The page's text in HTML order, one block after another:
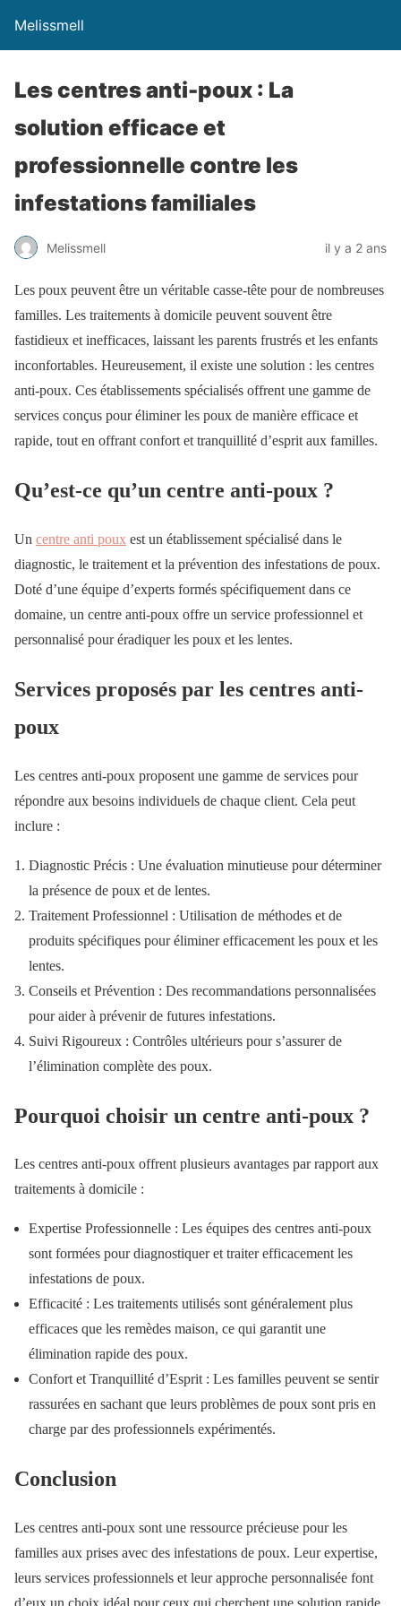
Melissmell
Les centres anti-poux : La
solution efficace et
professionnelle contre les
infestations familiales
Melissmell il y a 2 ans
Les poux peuvent être un véritable casse-tête pour de nombreuses
familles. Les traitements à domicile peuvent souvent être
fastidieux et inefficaces, laissant les parents frustrés et les enfants
inconfortables. Heureusement, il existe une solution : les centres
anti-poux. Ces établissements spécialisés offrent une gamme de
services conçus pour éliminer les poux de manière efficace et
rapide, tout en offrant confort et tranquillité d’esprit aux familles.
Qu’est-ce qu’un centre anti-poux ?
Un centre anti poux est un établissement spécialisé dans le
diagnostic, le traitement et la prévention des infestations de poux.
Doté d’une équipe d’experts formés spécifiquement dans ce
domaine, un centre anti-poux offre un service professionnel et
personnalisé pour éradiquer les poux et les lentes.
Services proposés par les centres anti-
poux
Les centres anti-poux proposent une gamme de services pour
répondre aux besoins individuels de chaque client. Cela peut
inclure :
Diagnostic Précis : Une évaluation minutieuse pour déterminer
la présence de poux et de lentes.
Traitement Professionnel : Utilisation de méthodes et de
produits spécifiques pour éliminer efficacement les poux et les
lentes.
Conseils et Prévention : Des recommandations personnalisées
pour aider à prévenir de futures infestations.
Suivi Rigoureux : Contrôles ultérieurs pour s’assurer de
l’élimination complète des poux.
Pourquoi choisir un centre anti-poux ?
Les centres anti-poux offrent plusieurs avantages par rapport aux
traitements à domicile :
Expertise Professionnelle : Les équipes des centres anti-poux
sont formées pour diagnostiquer et traiter efficacement les
infestations de poux.
Efficacité : Les traitements utilisés sont généralement plus
efficaces que les remèdes maison, ce qui garantit une
élimination rapide des poux.
Confort et Tranquillité d’Esprit : Les familles peuvent se sentir
rassurées en sachant que leurs problèmes de poux sont pris en
charge par des professionnels expérimentés.
Conclusion
Les centres anti-poux sont une ressource précieuse pour les
familles aux prises avec des infestations de poux. Leur expertise,
leurs services professionnels et leur approche personnalisée font